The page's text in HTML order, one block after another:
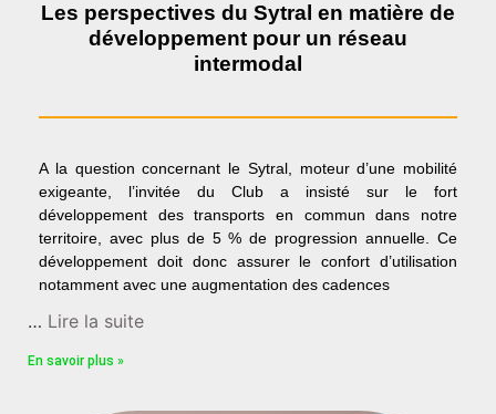
Les perspectives du Sytral en matière de
développement pour un réseau
intermodal
A la question concernant le Sytral, moteur d’une mobilité
exigeante, l’invitée du Club a insisté sur le fort
développement des transports en commun dans notre
territoire, avec plus de 5 % de progression annuelle. Ce
développement doit donc assurer le confort d’utilisation
notamment avec une augmentation des cadences
… Lire la suite
En savoir plus »